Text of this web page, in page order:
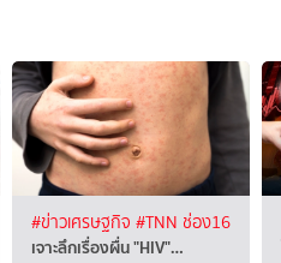
#ข่าวเศรษฐกิจ #TNN ช่อง16
เจาะลึกเรื่องผื่น "HIV"…